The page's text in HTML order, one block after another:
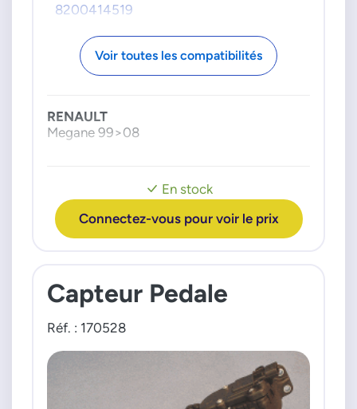
8200414519
Voir toutes les compatibilités
En stock
Connectez-vous pour voir le prix
RENAULT
Megane 99>08
Capteur Pedale
Réf. : 170528